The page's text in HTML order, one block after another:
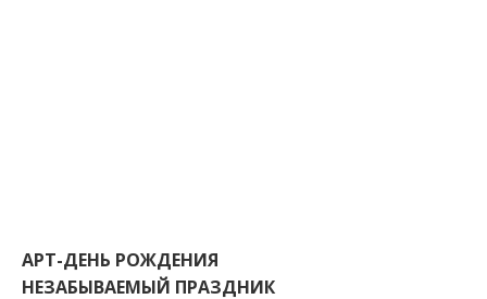
АРТ-ДЕНЬ РОЖДЕНИЯ
НЕЗАБЫВАЕМЫЙ ПРАЗДНИК